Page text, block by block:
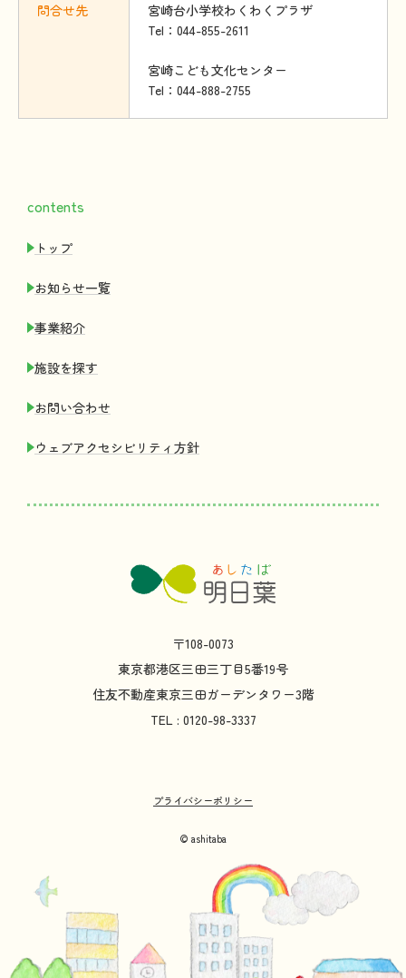
問合せ先
宮崎台小学校わくわくプラザ
Tel：044-855-2611
宮崎こども文化センター
Tel：044-888-2755
contents
トップ
お知 らせ一覧
事業紹介
施設を探す
お問い合わせ
ウェブアクセシビリティ 方針
〒108-0073
東京都港区三田三丁目5番19号
住友不動産東京三田ガーデンタワー3階
TEL : 0120-98-3337
プライバシーポリシー
© ashitaba